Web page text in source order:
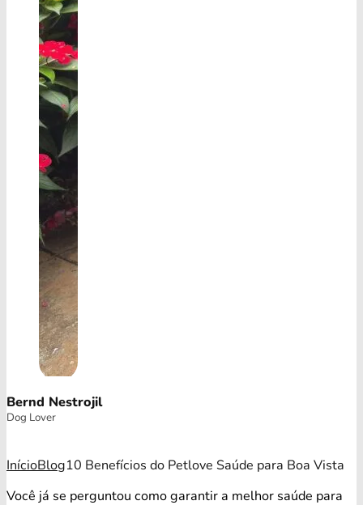
Bernd Nestrojil
Dog Lover
InícioBlog10 Benefícios do Petlove Saúde para Boa Vista
Você já se perguntou como garantir a melhor saúde para